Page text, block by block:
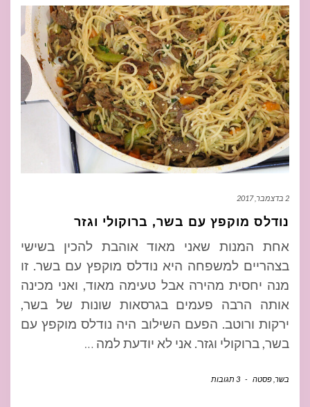
2 בדצמבר, 2017
נודלס מוקפץ עם בשר, ברוקולי וגזר
אחת המנות שאני מאוד אוהבת להכין בשישי
בצהריים למשפחה היא נודלס מוקפץ עם בשר. זו
מנה יחסית מהירה אבל טעימה מאוד, ואני מכינה
אותה הרבה פעמים בגרסאות שונות של בשר,
ירקות ורוטב. הפעם השילוב היה נודלס מוקפץ עם
בשר, ברוקולי וגזר. אני לא יודעת למה …
בשר פסטה - 3 תגובות